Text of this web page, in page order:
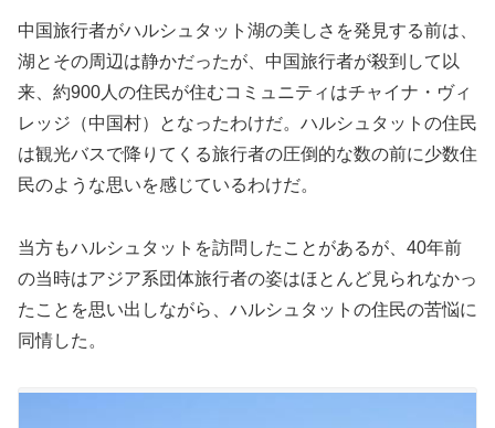
中国旅行者がハルシュタット湖の美しさを発見する前は、
湖とその周辺は静かだったが、中国旅行者が殺到して以
来、約900人の住民が住むコミュニティはチャイナ・ヴィ
レッジ（中国村）となったわけだ。ハルシュタットの住民
は観光バスで降りてくる旅行者の圧倒的な数の前に少数住
民のような思いを感じているわけだ。
当方もハルシュタットを訪問したことがあるが、40年前
の当時はアジア系団体旅行者の姿はほとんど見られなかっ
たことを思い出しながら、ハルシュタットの住民の苦悩に
同情した。